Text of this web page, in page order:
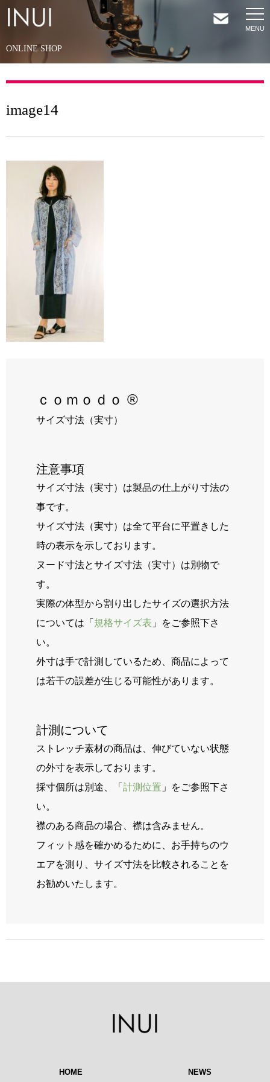
HOME
ONLINE SHOP
image14
ｃｏｍｏｄｏ ®
サイズ寸法（実寸）
注意事項
サイズ寸法（実寸）は製品の仕上がり寸法の
事です。
サイズ寸法（実寸）は全て平台に平置きした
時の表示を示しております。
ヌード寸法とサイズ寸法（実寸）は別物で
す。
実際の体型から割り出したサイズの選択方法
については「 規格サイズ表 」をご参照下さ
い。
外寸は手で計測しているため、商品によって
は若干の誤差が生じる可能性があります。
計測について
ストレッチ素材の商品は、伸びていない状態
の外寸を表示しております。
採寸個所は別途、「 計測位置 」をご参照下さ
い。
襟のある商品の場合、襟は含みません。
フィット感を確かめるために、お手持ちのウ
エアを測り、サイズ寸法を比較されることを
お勧めいたします。
HOME NEWS